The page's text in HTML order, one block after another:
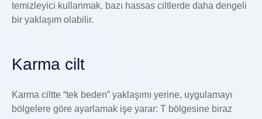
temizleyici kullanmak, bazı hassas ciltlerde daha dengeli
bir yaklaşım olabilir.
Karma cilt
Karma ciltte “tek beden” yaklaşımı yerine, uygulamayı
bölgelere göre ayarlamak işe yarar: T bölgesine biraz